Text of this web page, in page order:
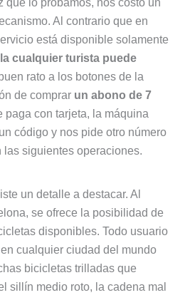
que lo probamos, nos costó un
Al contrario que en
está disponible solamente
cualquier turista puede
rato a los botones de la
de comprar un abono de 7
paga con tarjeta, la máquina
código y nos pide otro número
las siguientes operaciones.
un detalle a destacar. Al
se ofrece la posibilidad de
disponibles. Todo usuario
cualquier ciudad del mundo
bicicletas trilladas que
sillín medio roto, la cadena mal